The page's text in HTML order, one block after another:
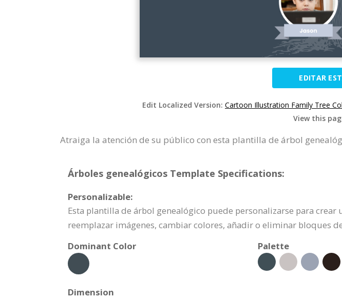
EDITAR
Edit Localized Version: Cartoon Illustration Family Tree
View this
Atraiga la atención de su público con esta plantilla de árbol
Árboles genealógicos Template Specifications:
Personalizable:
Esta plantilla de árbol genealógico puede personalizarse para
reemplazar imágenes, cambiar colores, añadir o eliminar bloques
Dominant Color
Palette
Dimension